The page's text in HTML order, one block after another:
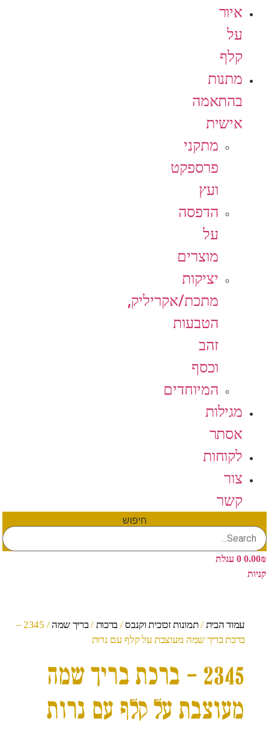
איור
על
קלף
מתנות
בהתאמה
אישית
מתקני
פרספקט
ועץ
הדפסה
על
מוצרים
יציקות
מתכת/אקריליק,
הטבעות
זהב
וכסף
המיוחדים
מגילות
אסתר
לקוחות
צור
קשר
חיפוש
0.00₪
0 עגלת
קניות
עמוד הבית /תמונות זכוכית וקנבס/ ברכות /בריך שמה
/ 2345 –
ברכת בריך שמה מעוצבת על קלף עם נרות
2345 – ברכת בריך שמה
מעוצבת על קלף עם נרות